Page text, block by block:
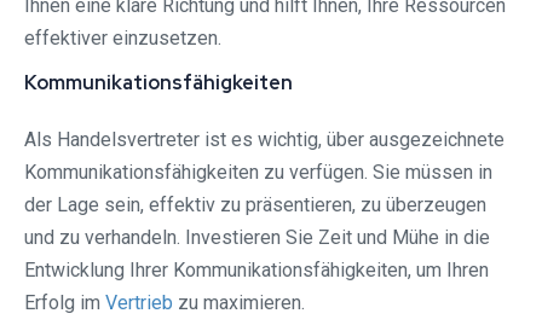
Ihnen eine klare Richtung und hilft Ihnen, Ihre Ressourcen
effektiver einzusetzen.
Kommunikationsfähigkeiten
Als Handelsvertreter ist es wichtig, über ausgezeichnete
Kommunikationsfähigkeiten zu verfügen. Sie müssen in
der Lage sein, effektiv zu präsentieren, zu überzeugen
und zu verhandeln. Investieren Sie Zeit und Mühe in die
Entwicklung Ihrer Kommunikationsfähigkeiten, um Ihren
Erfolg im Vertrieb zu maximieren.